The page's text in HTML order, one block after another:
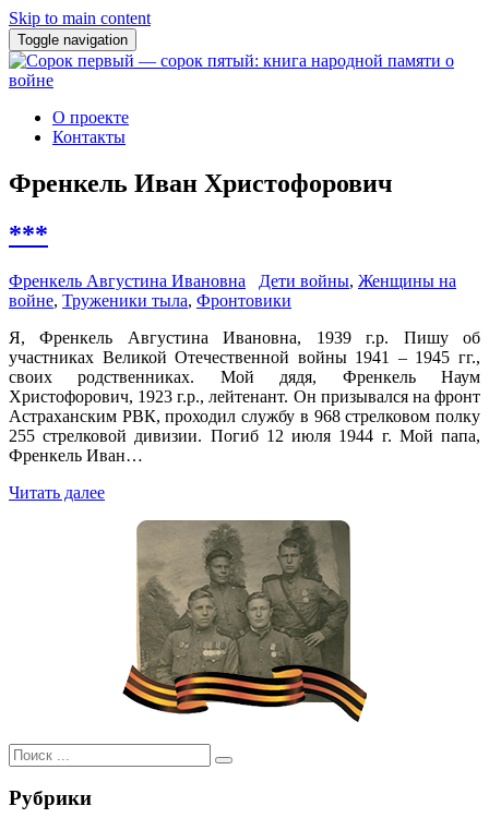
Skip to main content
Toggle navigation
О проекте
Контакты
Френкель Иван Христофорович
***
Френкель Августина Ивановна Дети войны, Женщины на
войне, Труженики тыла, Фронтовики
Я, Френкель Августина Ивановна, 1939 г.р. Пишу об
участниках Великой Отечественной войны 1941 – 1945 гг.,
своих родственниках. Мой дядя, Френкель Наум
Христофорович, 1923 г.р., лейтенант. Он призывался на фронт
Астраханским РВК, проходил службу в 968 стрелковом полку
255 стрелковой дивизии. Погиб 12 июля 1944 г. Мой папа,
Френкель Иван…
Читать далее
Поиск
для:
Рубрики